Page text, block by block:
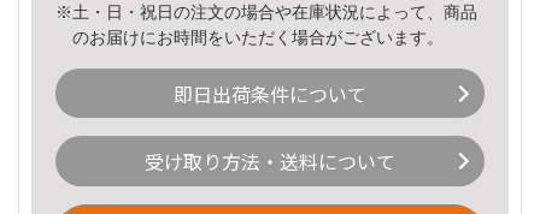
※土・日・祝日の注文の場合や在庫状況によって、商品
のお届けにお時間をいただく場合がございます。
即日出荷条件について
受け取り方法・送料について